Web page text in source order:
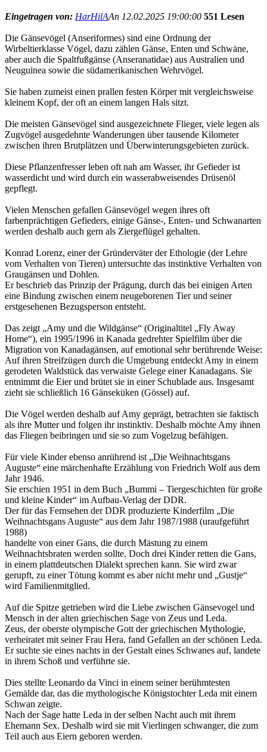
Eingetragen von: HarHilAAn 12.02.2025 19:00:00 551 Lesen
Die Gänsevögel (Anseriformes) sind eine Ordnung der
Wirbeltierklasse Vögel, dazu zählen Gänse, Enten und Schwäne,
aber auch die Spaltfußgänse (Anseranatidae) aus Australien und
Neuguinea sowie die südamerikanischen Wehrvögel.
Sie haben zumeist einen prallen festen Körper mit vergleichsweise
kleinem Kopf, der oft an einem langen Hals sitzt.
Die meisten Gänsevögel sind ausgezeichnete Flieger, viele legen als
Zugvögel ausgedehnte Wanderungen über tausende Kilometer
zwischen ihren Brutplätzen und Überwinterungsgebieten zurück.
Diese Pflanzenfresser leben oft nah am Wasser, ihr Gefieder ist
wasserdicht und wird durch ein wasserabweisendes Drüsenöl
gepflegt.
Vielen Menschen gefallen Gänsevögel wegen ihres oft
farbenprächtigen Gefieders, einige Gänse-, Enten- und Schwanarten
werden deshalb auch gern als Ziergeflügel gehalten.
Konrad Lorenz, einer der Gründerväter der Ethologie (der Lehre
vom Verhalten von Tieren) untersuchte das instinktive Verhalten von
Graugänsen und Dohlen.
Er beschrieb das Prinzip der Prägung, durch das bei einigen Arten
eine Bindung zwischen einem neugeborenen Tier und seiner
erstgesehenen Bezugsperson entsteht.
Das zeigt „Amy und die Wildgänse“ (Originaltitel „Fly Away
Home“), ein 1995/1996 in Kanada gedrehter Spielfilm über die
Migration von Kanadagänsen, auf emotional sehr berührende Weise:
Auf ihren Streifzügen durch die Umgebung entdeckt Amy in einem
gerodeten Waldstück das verwaiste Gelege einer Kanadagans. Sie
entnimmt die Eier und brütet sie in einer Schublade aus. Insgesamt
zieht sie schließlich 16 Gänseküken (Gössel) auf.
Die Vögel werden deshalb auf Amy geprägt, betrachten sie faktisch
als ihre Mutter und folgen ihr instinktiv. Deshalb möchte Amy ihnen
das Fliegen beibringen und sie so zum Vogelzug befähigen.
Für viele Kinder ebenso anrührend ist „Die Weihnachtsgans
Auguste“ eine märchenhafte Erzählung von Friedrich Wolf aus dem
Jahr 1946.
Sie erschien 1951 in dem Buch „Bummi – Tiergeschichten für große
und kleine Kinder“ im Aufbau-Verlag der DDR.
Der für das Fernsehen der DDR produzierte Kinderfilm „Die
Weihnachtsgans Auguste“ aus dem Jahr 1987/1988 (uraufgeführt
1988)
handelte von einer Gans, die durch Mästung zu einem
Weihnachtsbraten werden sollte. Doch drei Kinder retten die Gans,
in einem plattdeutschen Dialekt sprechen kann. Sie wird zwar
gerupft, zu einer Tötung kommt es aber nicht mehr und „Gustje“
wird Familienmitglied.
Auf die Spitze getrieben wird die Liebe zwischen Gänsevogel und
Mensch in der alten griechischen Sage von Zeus und Leda.
Zeus, der oberste olympische Gott der griechischen Mythologie,
verheiratet mit seiner Frau Hera, fand Gefallen an der schönen Leda.
Er suchte sie eines nachts in der Gestalt eines Schwanes auf, landete
in ihrem Schoß und verführte sie.
Dies stellte Leonardo da Vinci in einem seiner berühmtesten
Gemälde dar, das die mythologische Königstochter Leda mit einem
Schwan zeigte.
Nach der Sage hatte Leda in der selben Nacht auch mit ihrem
Ehemann Sex. Deshalb wird sie mit Vierlingen schwanger, die zum
Teil auch aus Eiern geboren werden.